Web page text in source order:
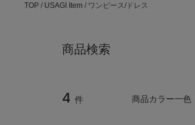
TOP / USAGI Item / ワンピース/ドレス
商品検索
4 件 商品カラー一色